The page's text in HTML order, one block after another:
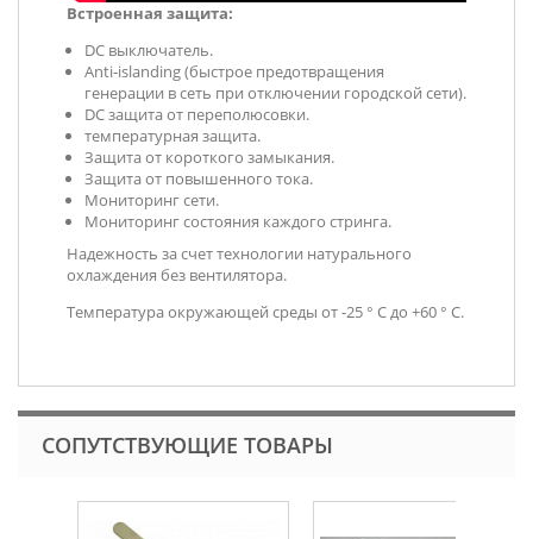
Встроенная защита:
DC выключатель.
Anti-islanding (быстрое предотвращения
генерации в сеть при отключении городской сети).
DC защита от переполюсовки.
температурная защита.
Защита от короткого замыкания.
Защита от повышенного тока.
Мониторинг сети.
Мониторинг состояния каждого стринга.
Надежность за счет технологии натурального
охлаждения без вентилятора.
Температура окружающей среды от -25 ° C до +60 ° C.
СОПУТСТВУЮЩИЕ ТОВАРЫ